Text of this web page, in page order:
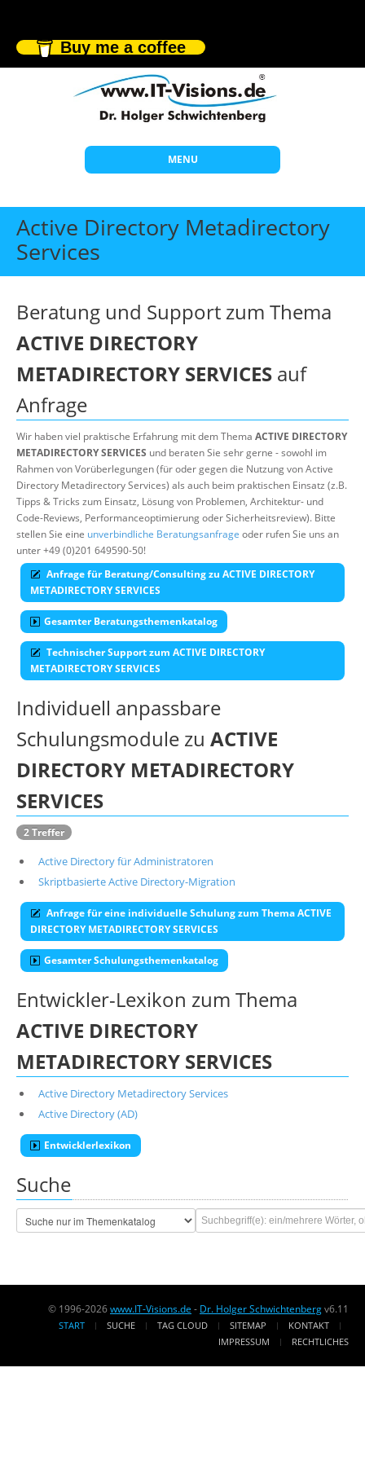
Buy me a coffee
MENU
Start
Themen
Offene Seminare
Über uns
Active Directory Metadirectory
Services
Beratung und Support zum Thema
ACTIVE DIRECTORY
METADIRECTORY SERVICES auf
Anfrage
Wir haben viel praktische Erfahrung mit dem Thema ACTIVE DIRECTORY
METADIRECTORY SERVICES und beraten Sie sehr gerne - sowohl im
Rahmen von Vorüberlegungen (für oder gegen die Nutzung von Active
Directory Metadirectory Services) als auch beim praktischen Einsatz (z.B.
Tipps & Tricks zum Einsatz, Lösung von Problemen, Architektur- und
Code-Reviews, Performanceoptimierung oder Sicherheitsreview). Bitte
stellen Sie eine unverbindliche Beratungsanfrage oder rufen Sie uns an
unter +49 (0)201 649590-50!
Anfrage für Beratung/Consulting zu ACTIVE DIRECTORY
METADIRECTORY SERVICES
Gesamter Beratungsthemenkatalog
Technischer Support zum ACTIVE DIRECTORY
METADIRECTORY SERVICES
Individuell anpassbare
Schulungsmodule zu ACTIVE
DIRECTORY METADIRECTORY
SERVICES
2 Treffer
Active Directory für Administratoren
Skriptbasierte Active Directory-Migration
Anfrage für eine individuelle Schulung zum Thema ACTIVE
DIRECTORY METADIRECTORY SERVICES
Gesamter Schulungsthemenkatalog
Entwickler-Lexikon zum Thema
ACTIVE DIRECTORY
METADIRECTORY SERVICES
Active Directory Metadirectory Services
Active Directory (AD)
Entwicklerlexikon
Suche
© 1996-2026www.IT-Visions.de - Dr. Holger Schwichtenbergv6.11
START SUCHE TAG CLOUD SITEMAP
KONTAKT
IMPRESSUM
RECHTLICHES